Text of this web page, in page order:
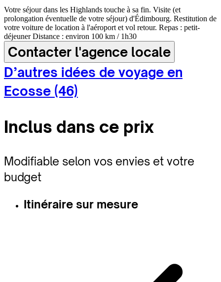
Votre séjour dans les Highlands touche à sa fin. Visite (et
prolongation éventuelle de votre séjour) d'Édimbourg. Restitution de
votre voiture de location à l'aéroport et vol retour. Repas : petit-
déjeuner Distance : environ 100 km / 1h30
Contacter l'agence locale
D’autres idées de voyage en
Ecosse (46)
Inclus dans ce prix
Modifiable selon vos envies et votre
budget
Itinéraire sur mesure